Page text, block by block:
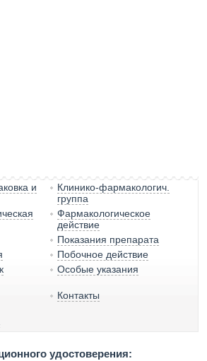
и
Клинико-фармакологич.
группа
Фармакологическое
действие
Показания препарата
Побочное действие
Особые указания
Контакты
удостоверения: